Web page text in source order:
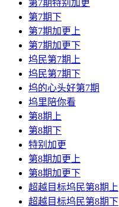
第7期特别加更
第7期下
第7期加更上
第7期加更下
坞民第7期上
坞民第7期下
坞的心头好第7期
坞里陪你看
第8期上
第8期下
特别加更
第8期加更上
第8期加更下
超越目标坞民第8期上
超越目标坞民第8期下